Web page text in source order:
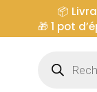
📦
🎁 1 pot
produits